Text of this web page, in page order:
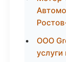
ООО
услуги